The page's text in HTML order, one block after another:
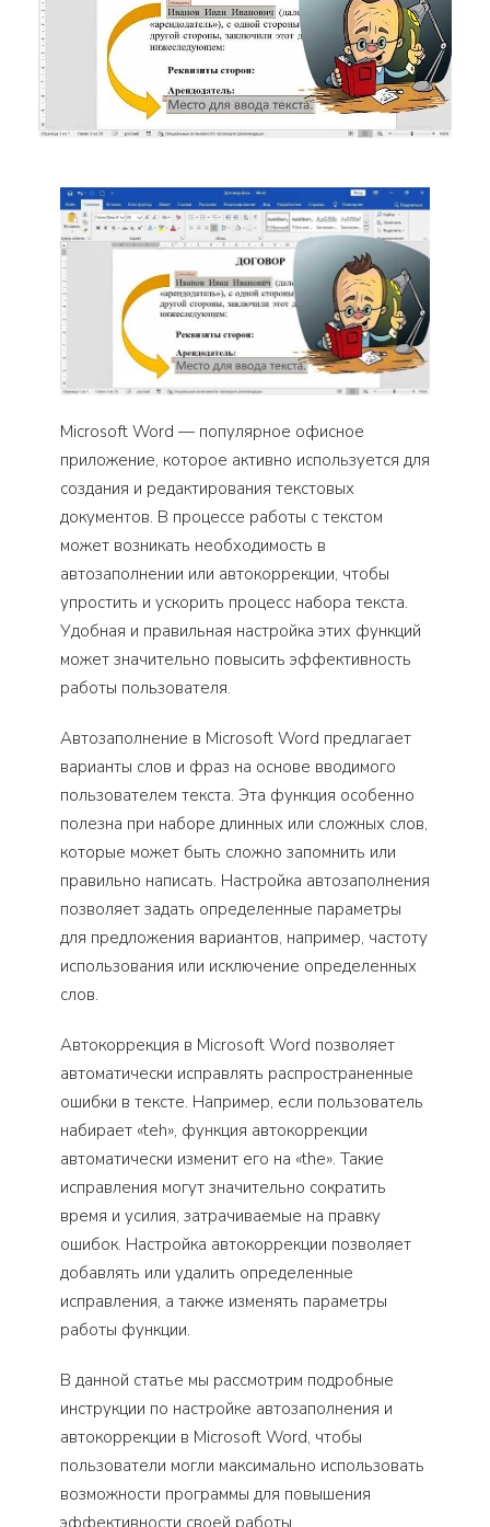
Microsoft Word — популярное офисное
приложение, которое активно используется для
создания и редактирования текстовых
документов. В процессе работы с текстом
может возникать необходимость в
автозаполнении или автокоррекции, чтобы
упростить и ускорить процесс набора текста.
Удобная и правильная настройка этих функций
может значительно повысить эффективность
работы пользователя.
Автозаполнение в Microsoft Word предлагает
варианты слов и фраз на основе вводимого
пользователем текста. Эта функция особенно
полезна при наборе длинных или сложных слов,
которые может быть сложно запомнить или
правильно написать. Настройка автозаполнения
позволяет задать определенные параметры
для предложения вариантов, например, частоту
использования или исключение определенных
слов.
Автокоррекция в Microsoft Word позволяет
автоматически исправлять распространенные
ошибки в тексте. Например, если пользователь
набирает «teh», функция автокоррекции
автоматически изменит его на «the». Такие
исправления могут значительно сократить
время и усилия, затрачиваемые на правку
ошибок. Настройка автокоррекции позволяет
добавлять или удалить определенные
исправления, а также изменять параметры
работы функции.
В данной статье мы рассмотрим подробные
инструкции по настройке автозаполнения и
автокоррекции в Microsoft Word, чтобы
пользователи могли максимально использовать
возможности программы для повышения
эффективности своей работы.